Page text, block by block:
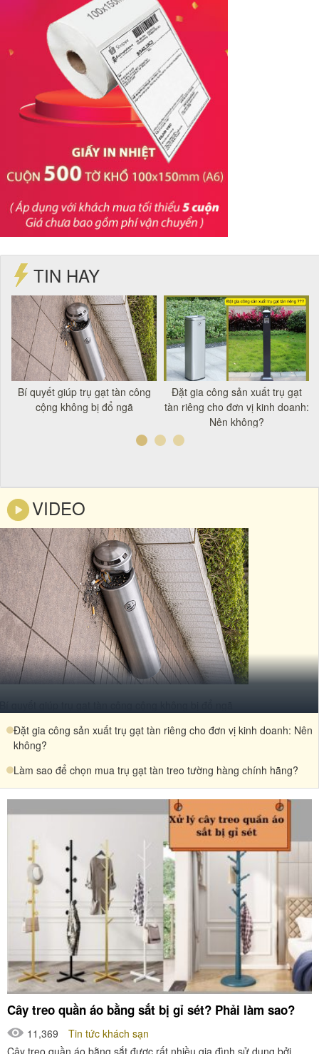
TIN HAY
Bí quyết giúp trụ gạt tàn công
cộng không bị đổ ngã
Đặt gia công sản xuất trụ gạt
tàn riêng cho đơn vị kinh doanh:
Nên không?
VIDEO
Đặt gia công sản xuất trụ gạt tàn riêng cho đơn vị kinh doanh: Nên
không?
Làm sao để chọn mua trụ gạt tàn treo tường hàng chính hãng?
Cây treo quần áo bằng sắt bị gỉ sét? Phải làm sao?
11,369
Tin tức khách sạn
Cây treo quần áo bằng sắt được rất nhiều gia đình sử dụng bởi